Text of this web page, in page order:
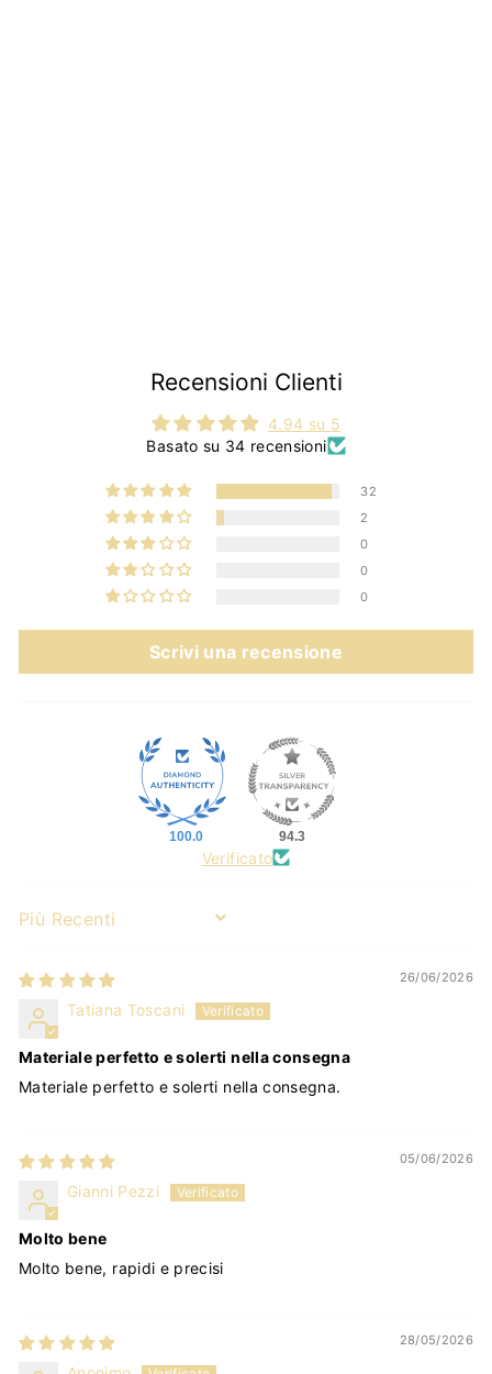
Recensioni Clienti
4.94 su 5
Basato su 34 recensioni
32
2
0
0
0
Scrivi una recensione
100.0 94.3
Verificato
Sort by
26/06/2026
Tatiana Toscani
Materiale perfetto e solerti nella consegna
Materiale perfetto e solerti nella consegna.
05/06/2026
Gianni Pezzi
Molto bene
Molto bene, rapidi e precisi
28/05/2026